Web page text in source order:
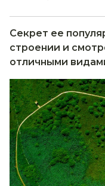
Секрет ее
строении и
отличными